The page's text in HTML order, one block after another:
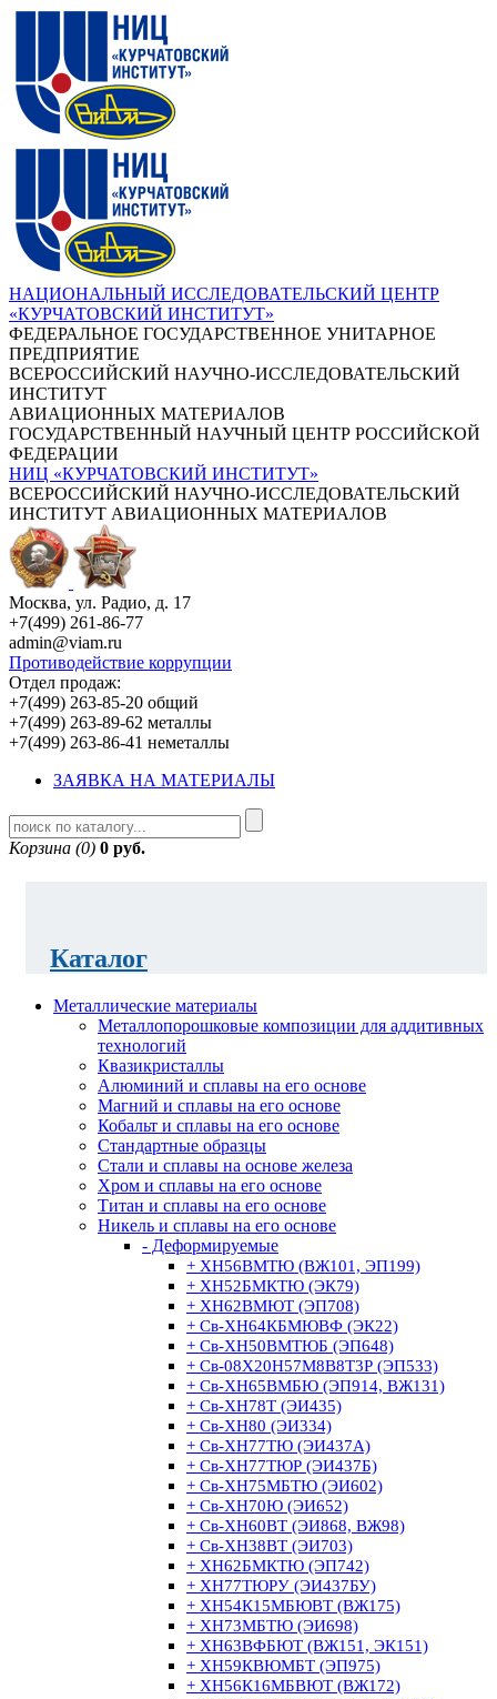
НАЦИОНАЛЬНЫЙ ИССЛЕДОВАТЕЛЬСКИЙ ЦЕНТР
«КУРЧАТОВСКИЙ ИНСТИТУТ»
ФЕДЕРАЛЬНОЕ ГОСУДАРСТВЕННОЕ УНИТАРНОЕ
ПРЕДПРИЯТИЕ
ВСЕРОССИЙСКИЙ НАУЧНО-ИССЛЕДОВАТЕЛЬСКИЙ
ИНСТИТУТ
АВИАЦИОННЫХ МАТЕРИАЛОВ
ГОСУДАРСТВЕННЫЙ НАУЧНЫЙ ЦЕНТР РОССИЙСКОЙ
ФЕДЕРАЦИИ
НИЦ «КУРЧАТОВСКИЙ ИНСТИТУТ»
ВСЕРОССИЙСКИЙ НАУЧНО-ИССЛЕДОВАТЕЛЬСКИЙ
ИНСТИТУТ АВИАЦИОННЫХ МАТЕРИАЛОВ
Москва, ул. Радио, д. 17
+7(499) 261-86-77
admin@viam.ru
Противодействие коррупции
Отдел продаж:
+7(499) 263-85-20 общий
+7(499) 263-89-62 металлы
+7(499) 263-86-41 неметаллы
ЗАЯВКА НА МАТЕРИАЛЫ
Корзина (0) 0 руб.
Каталог
Металлические материалы
Металлопорошковые композиции для аддитивных
технологий
Квазикристаллы
Алюминий и сплавы на его основе
Магний и сплавы на его основе
Кобальт и сплавы на его основе
Стандартные образцы
Стали и сплавы на основе железа
Хром и сплавы на его основе
Титан и сплавы на его основе
Никель и сплавы на его основе
- Деформируемые
+ ХН56ВМТЮ (ВЖ101, ЭП199)
+ ХН52БМКТЮ (ЭК79)
+ ХН62ВМЮТ (ЭП708)
+ Св-ХН64КБМЮВФ (ЭК22)
+ Св-ХН50ВМТЮБ (ЭП648)
+ Св-08Х20Н57М8В8Т3Р (ЭП533)
+ Св-ХН65ВМБЮ (ЭП914, ВЖ131)
+ Св-ХН78Т (ЭИ435)
+ Св-ХН80 (ЭИ334)
+ Св-ХН77ТЮ (ЭИ437А)
+ Св-ХН77ТЮР (ЭИ437Б)
+ Св-ХН75МБТЮ (ЭИ602)
+ Св-ХН70Ю (ЭИ652)
+ Св-ХН60ВТ (ЭИ868, ВЖ98)
+ Св-ХН38ВТ (ЭИ703)
+ ХН62БМКТЮ (ЭП742)
+ ХН77ТЮРУ (ЭИ437БУ)
+ ХН54К15МБЮВТ (ВЖ175)
+ ХН73МБТЮ (ЭИ698)
+ ХН63ВФБЮТ (ВЖ151, ЭК151)
+ ХН59КВЮМБТ (ЭП975)
+ ХН56К16МБВЮТ (ВЖ172)